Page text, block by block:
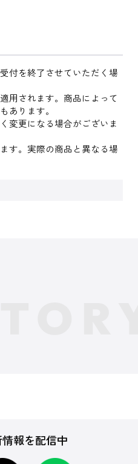
付を終了させていただく場
用されます。商品によって
あります。
変更になる場合がございま
す。実際の商品と異なる場
報を配信中